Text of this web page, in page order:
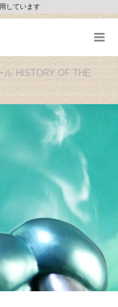
しています
ル HISTORY OF THE